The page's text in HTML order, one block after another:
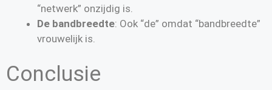
“netwerk” onzijdig is.
De bandbreedte: Ook “de” omdat “bandbreedte”
vrouwelijk is.
Conclusie